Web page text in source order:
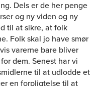
Dels er de her penge
og ny viden og ny
til at sikre, at folk
Folk skal jo have smør
varerne bare bliver
dem. Senest har vi
til at udlodde et
en forpligtelse til at